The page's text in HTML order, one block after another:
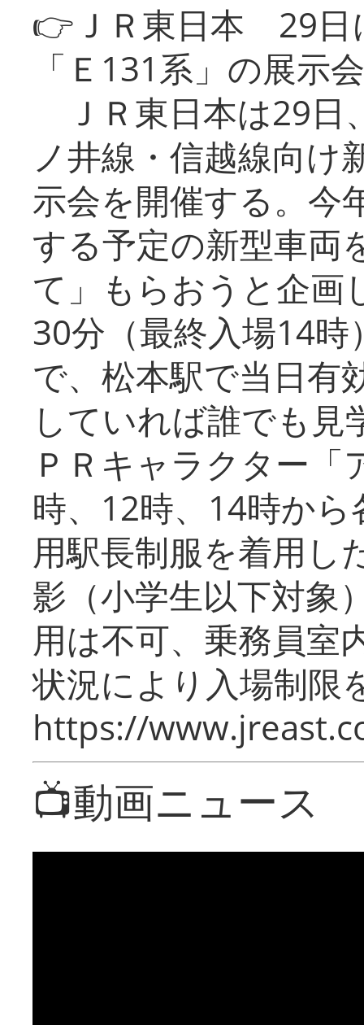
👉ＪＲ東日本 29日
「Ｅ131系」の展示会
ＪＲ東日本は29日
ノ井線・信越線向け
示会を開催する。今
する予定の新型車両
て」もらおうと企画
30分（最終入場14
で、松本駅で当日有
していれば誰でも
ＰＲキャラクター
時、12時、14時か
用駅長制服を着用し
影（小学生以下対象
用は不可、乗務員室
状況により入場制限
https://
📺動画ニュース